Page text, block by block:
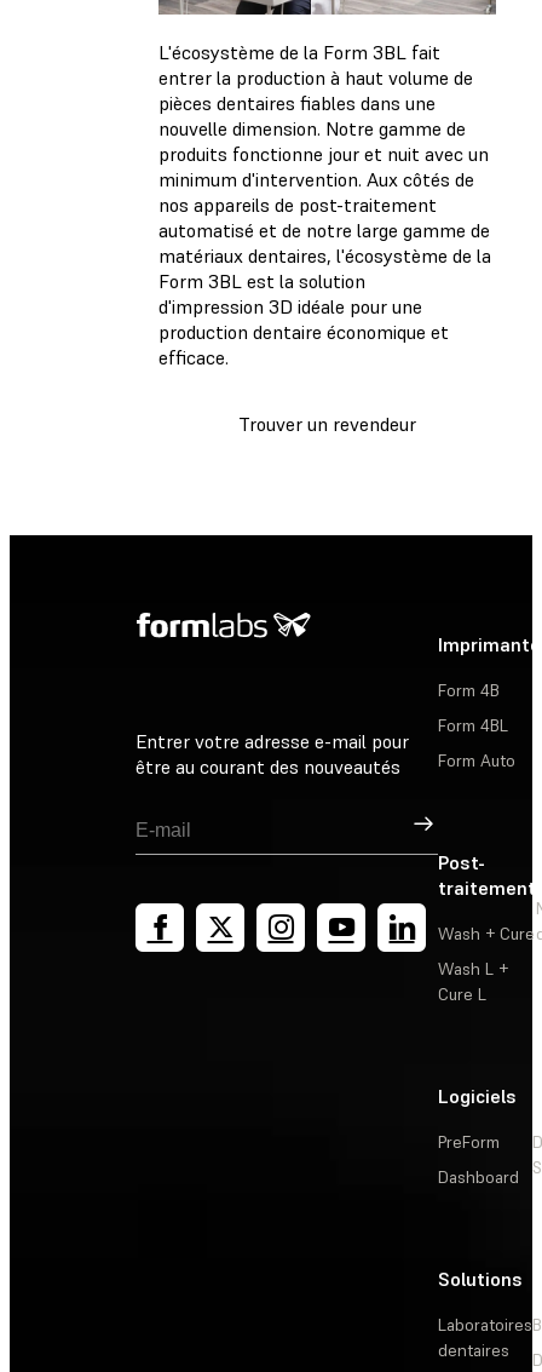
L'écosystème de la Form 3BL fait
entrer la production à haut volume de
pièces dentaires fiables dans une
nouvelle dimension. Notre gamme de
produits fonctionne jour et nuit avec un
minimum d'intervention. Aux côtés de
nos appareils de post-traitement
automatisé et de notre large gamme de
matériaux dentaires, l'écosystème de la
Form 3BL est la solution
d'impression 3D idéale pour une
production dentaire économique et
efficace.
Trouver un revendeur
Entrer votre adresse e-mail pour
être au courant des nouveautés
Inscription
Form 4B
Form 4BL
Form Auto
Post-
traitement
Wash + Cure
Wash L +
Cure L
Logiciels
PreForm
Dashboard
Solutions
Laboratoires
dentaires